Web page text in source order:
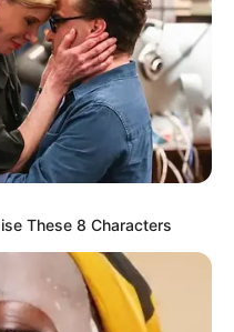
These 8 Characters